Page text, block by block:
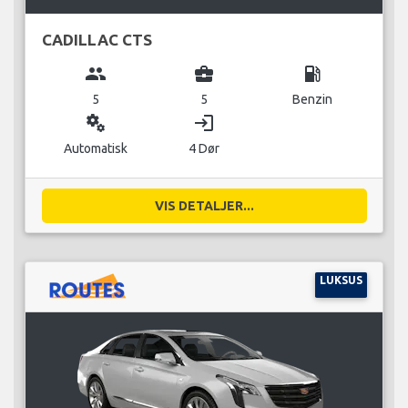
CADILLAC CTS
group
5
business_center
5
local_gas_station
Benzin
miscellaneous_services
Automatisk
login
4 Dør
VIS DETALJER...
LUKSUS